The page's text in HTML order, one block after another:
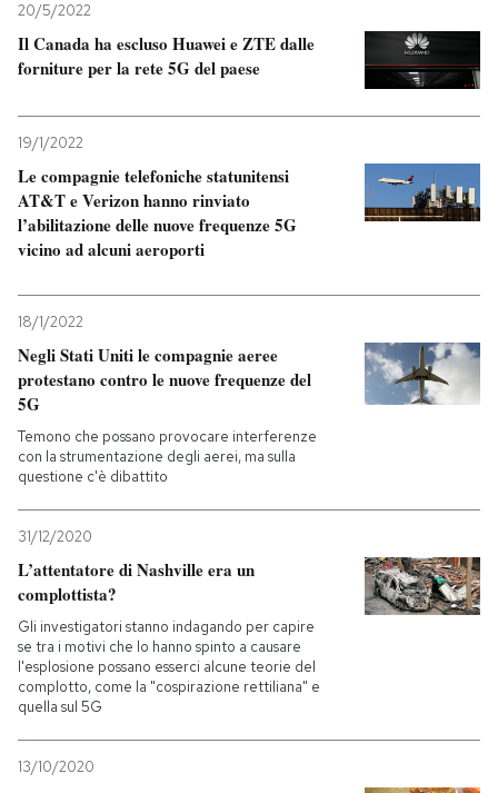
20/5/2022
Il Canada ha escluso Huawei e ZTE dalle
forniture per la rete 5G del paese
19/1/2022
Le compagnie telefoniche statunitensi
AT&T e Verizon hanno rinviato
l’abilitazione delle nuove frequenze 5G
vicino ad alcuni aeroporti
18/1/2022
Negli Stati Uniti le compagnie aeree
protestano contro le nuove frequenze del
5G
Temono che possano provocare interferenze
con la strumentazione degli aerei, ma sulla
questione c'è dibattito
31/12/2020
L’attentatore di Nashville era un
complottista?
Gli investigatori stanno indagando per capire
se tra i motivi che lo hanno spinto a causare
l'esplosione possano esserci alcune teorie del
complotto, come la "cospirazione rettiliana" e
quella sul 5G
13/10/2020